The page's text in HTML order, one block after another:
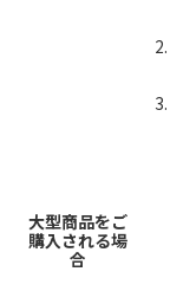
大型商品をご
購入される場
合